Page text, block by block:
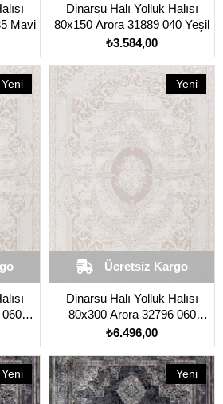
Mavi
Dinarsu Halı Yolluk Halısı
80x150 Arora 31889 040 Yeşil
₺3.584,00
Yeni
Ürün
Dinarsu Halı Yolluk Halısı
80x300 Arora 32796 060
Krem
₺6.496,00
Ücretsiz Kargo
Yeni
Ürün
Yeni
Ürün
Yeni
Ürün